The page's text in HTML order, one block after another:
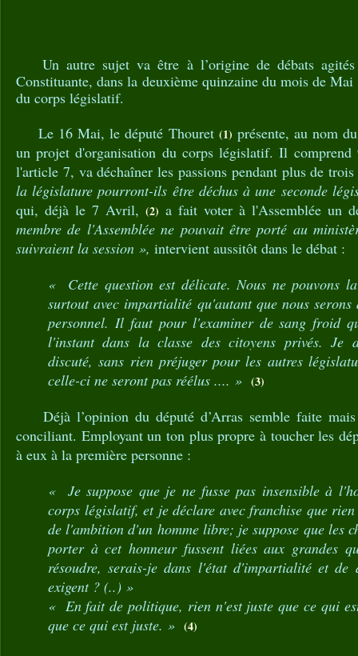
Un autre sujet va être à l’origine de débats
Constituante, dans la deuxième quinzaine du mois de
du corps législatif.
Le 16 Mai, le député Thouret (1) présente, au nom
un projet d'organisation du corps législatif. Il
l'article 7, va déchaîner les passions pendant plus de
la législature pourront-ils être déchus à une seconde
qui, déjà le 7 Avril, (2) a fait voter à l'Assemblée un
membre de l'Assemblée ne pouvait être porté au
suivraient la session », intervient aussitôt dans le débat :
«
Cette question est délicate. Nous ne pouvons
surtout avec impartialité qu'autant que nous
personnel. Il faut pour l'examiner de sang froid
l'instant dans la classe des citoyens privés. Je
discuté, sans rien préjuger pour les autres
celle-ci ne seront pas réélus .... » (3)
Déjà l’opinion du député d’Arras semble faite
conciliant. Employant un ton plus propre à toucher les
à eux à la première personne :
« Je suppose que je ne fusse pas insensible à
corps législatif, et je déclare avec franchise que
de l'ambition d'un homme libre; je suppose que les
porter à cet honneur fussent liées aux grandes
résoudre, serais-je dans l'état d'impartialité et de
exigent ? (..) »
« En fait de politique, rien n'est juste que ce qui
que ce qui est juste. » (4)